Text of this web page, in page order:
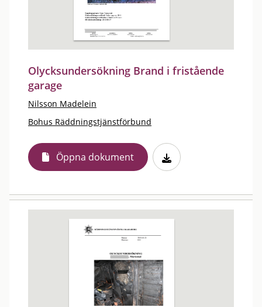
Olycksundersökning Brand i fristående
garage
Nilsson Madelein
Bohus Räddningstjänstförbund
Öppna dokument